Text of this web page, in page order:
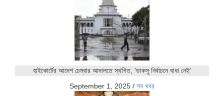
হাইকোর্টের আদেশ চেম্বার আদালতে স্থগিত, 'ডাকসু নির্বাচনে বাধা নেই'
September 1, 2025 / সব খবর